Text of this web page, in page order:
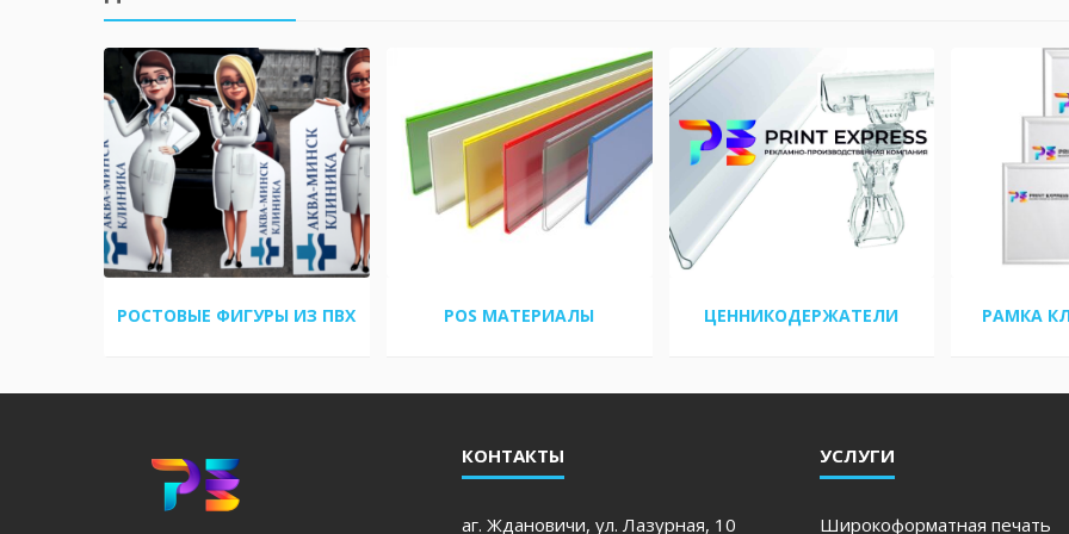
РОСТОВЫЕ ФИГУРЫ ИЗ ПВХ POS МАТЕРИАЛЫ ЦЕННИКОДЕРЖАТЕЛИ РАМКА
КОНТАКТЫ
аг. Ждановичи, ул. Лазурная, 10
УСЛУГИ
Широкоформатная печать